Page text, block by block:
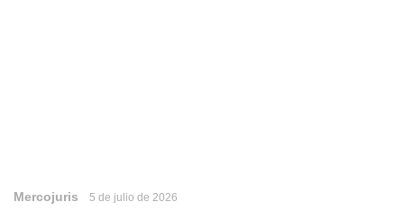
Mercojuris 5 de julio de 2026